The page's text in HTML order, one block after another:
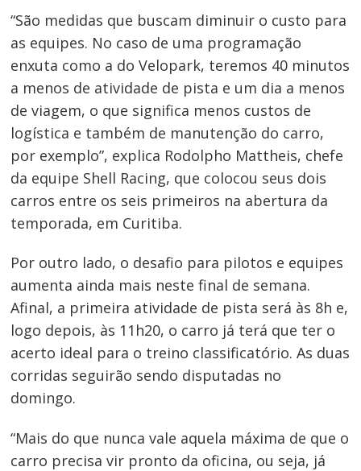
“São medidas que buscam diminuir o custo para
as equipes. No caso de uma programação
enxuta como a do Velopark, teremos 40 minutos
a menos de atividade de pista e um dia a menos
de viagem, o que significa menos custos de
logística e também de manutenção do carro,
por exemplo”, explica Rodolpho Mattheis, chefe
da equipe Shell Racing, que colocou seus dois
carros entre os seis primeiros na abertura da
temporada, em Curitiba.
Por outro lado, o desafio para pilotos e equipes
aumenta ainda mais neste final de semana.
Afinal, a primeira atividade de pista será às 8h e,
logo depois, às 11h20, o carro já terá que ter o
acerto ideal para o treino classificatório. As duas
corridas seguirão sendo disputadas no
domingo.
“Mais do que nunca vale aquela máxima de que o
carro precisa vir pronto da oficina, ou seja, já